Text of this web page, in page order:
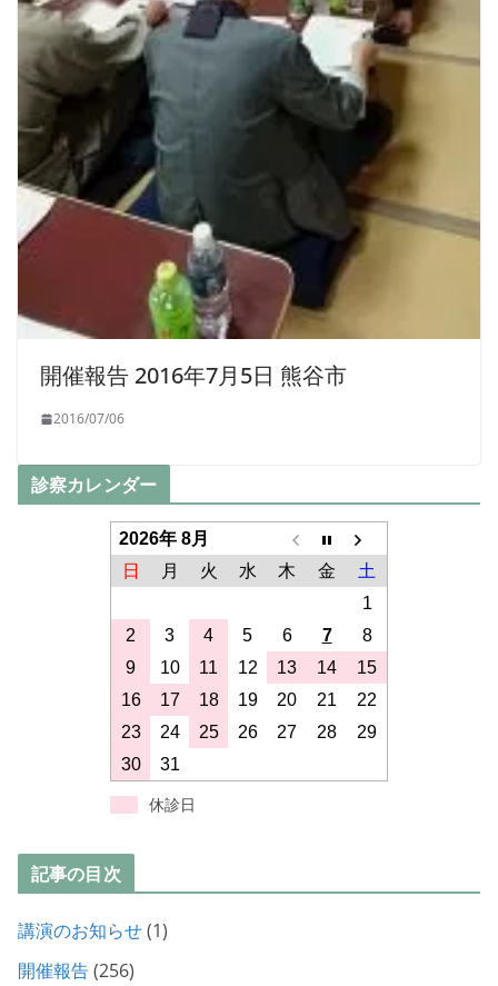
開催報告 2016年7月5日 熊谷市
2016/07/06
診察カレンダー
2026年 8月
日
月 火 水 木 金
土
1
2
3 4 5 6 7
8
9
10 11 12 13 14
15
16
17 18 19 20 21
22
23
24 25 26 27 28
29
30
31
休診日
記事の目次
講演のお知らせ(1)
開催報告(256)